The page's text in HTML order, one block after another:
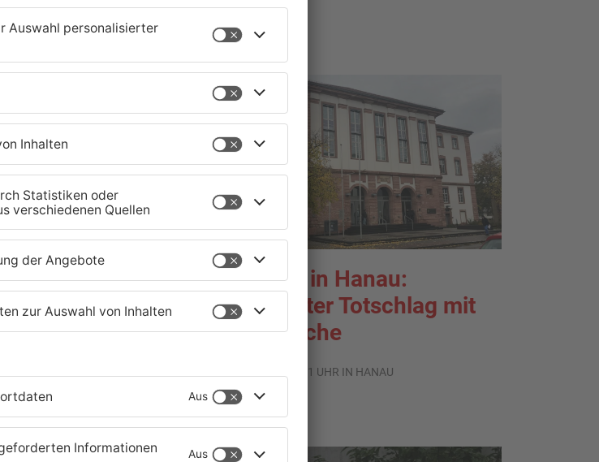
gewaltsam
Mann
TOPNEWS
Prozess in Hanau:
Versuchter Totschlag mit
Glasflasche
05.08.2026, 06:31 UHR IN HANAU